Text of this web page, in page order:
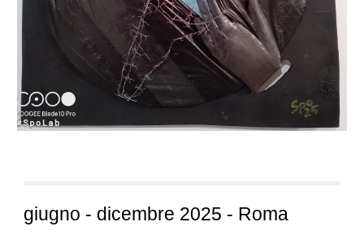
giugno - dicembre 2025 - Roma